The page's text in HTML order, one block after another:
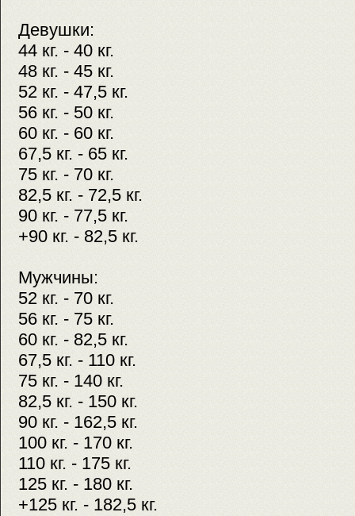
Девушки:
44 кг. - 40 кг.
48 кг. - 45 кг.
52 кг. - 47,5 кг.
56 кг. - 50 кг.
60 кг. - 60 кг.
67,5 кг. - 65 кг.
75 кг. - 70 кг.
82,5 кг. - 72,5 кг.
90 кг. - 77,5 кг.
+90 кг. - 82,5 кг.
Мужчины:
52 кг. - 70 кг.
56 кг. - 75 кг.
60 кг. - 82,5 кг.
67,5 кг. - 110 кг.
75 кг. - 140 кг.
82,5 кг. - 150 кг.
90 кг. - 162,5 кг.
100 кг. - 170 кг.
110 кг. - 175 кг.
125 кг. - 180 кг.
+125 кг. - 182,5 кг.